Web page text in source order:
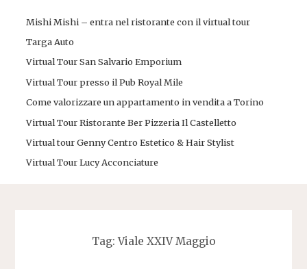
Mishi Mishi – entra nel ristorante con il virtual tour
Targa Auto
Virtual Tour San Salvario Emporium
Virtual Tour presso il Pub Royal Mile
Come valorizzare un appartamento in vendita a Torino
Virtual Tour Ristorante Ber Pizzeria Il Castelletto
Virtual tour Genny Centro Estetico & Hair Stylist
Virtual Tour Lucy Acconciature
Tag:Viale XXIV Maggio